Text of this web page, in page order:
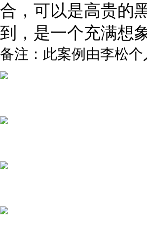
合，可以是高贵的
到，是一个充满想
备注：此案例由李松